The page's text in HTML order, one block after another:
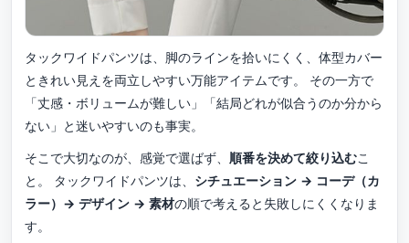
タックワイドパンツは、脚のラインを拾いにくく、体型カバー
ときれい見えを両立しやすい万能アイテムです。 その一方で
「丈感・ボリュームが難しい」「結局どれが似合うのか分から
ない」と迷いやすいのも事実。
そこで大切なのが、感覚で選ばず、 順番を決めて絞り込むこ
と。 タックワイドパンツは、 シチュエーション → コーデ（カ
ラー）→ デザイン → 素材の順で考えると失敗しにくくなりま
す。